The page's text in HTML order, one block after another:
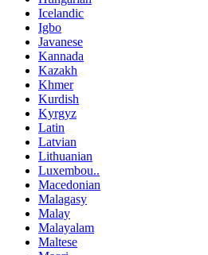
Icelandic
Igbo
Javanese
Kannada
Kazakh
Khmer
Kurdish
Kyrgyz
Latin
Latvian
Lithuanian
Luxembou..
Macedonian
Malagasy
Malay
Malayalam
Maltese